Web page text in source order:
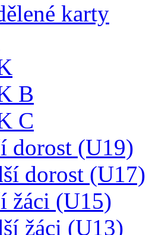
karty
B
C
dorost (U19)
dorost (U17)
žáci (U15)
žáci (U13)